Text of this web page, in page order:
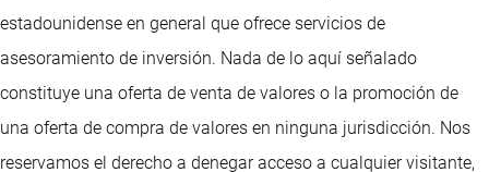
estadounidense en general que ofrece servicios de
asesoramiento de inversión. Nada de lo aquí señalado
constituye una oferta de venta de valores o la promoción de
una oferta de compra de valores en ninguna jurisdicción. Nos
reservamos el derecho a denegar acceso a cualquier visitante,